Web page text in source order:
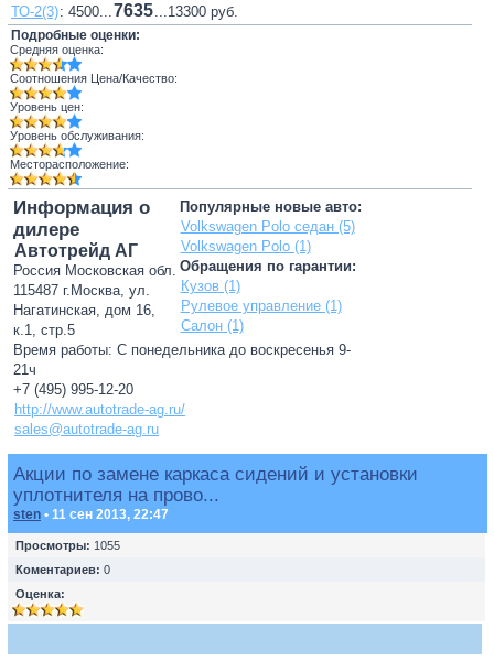
ТО-2(3): 4500...7635...13300 руб.
Подробные оценки:
Средняя оценка:
Соотношения Цена/Качество:
Уровень цен:
Уровень обслуживания:
Месторасположение:
Популярные новые авто:
Volkswagen Polo седан (5)
Volkswagen Polo (1)
Обращения по гарантии:
Кузов (1)
Рулевое управление (1)
Салон (1)
Информация о
дилере
Автотрейд АГ
Россия Московская обл.
115487 г.Москва, ул.
Нагатинская, дом 16,
к.1, стр.5
Время работы: С понедельника до воскресенья 9-
21ч
+7 (495) 995-12-20
http://www.autotrade-ag.ru/
sales@autotrade-ag.ru
Акции по замене каркаса сидений и установки
уплотнителя на прово...
sten • 11 сен 2013, 22:47
Просмотры: 1055
Коментариев: 0
Оценка: